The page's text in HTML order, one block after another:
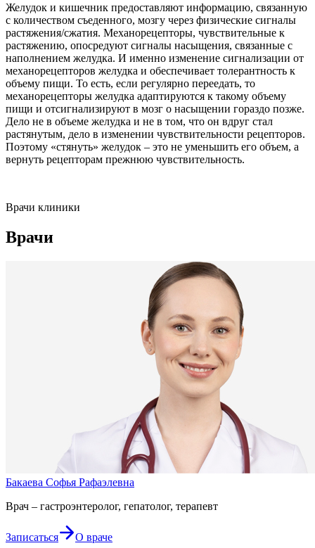
Желудок и кишечник предоставляют информацию, связанную
с количеством съеденного, мозгу через физические сигналы
растяжения/сжатия. Механорецепторы, чувствительные к
растяжению, опосредуют сигналы насыщения, связанные с
наполнением желудка. И именно изменение сигнализации от
механорецепторов желудка и обеспечивает толерантность к
объему пищи. То есть, если регулярно переедать, то
механорецепторы желудка адаптируются к такому объему
пищи и отсигнализируют в мозг о насыщении гораздо позже.
Дело не в объеме желудка и не в том, что он вдруг стал
растянутым, дело в изменении чувствительности рецепторов.
Поэтому «стянуть» желудок – это не уменьшить его объем, а
вернуть рецепторам прежнюю чувствительность.
Врачи клиники
Врачи
Бакаева Софья Рафаэлевна
Врач – гастроэнтеролог, гепатолог, терапевт
Записаться О враче